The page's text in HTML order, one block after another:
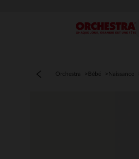
Menu
Orchestra Bébé Naissance